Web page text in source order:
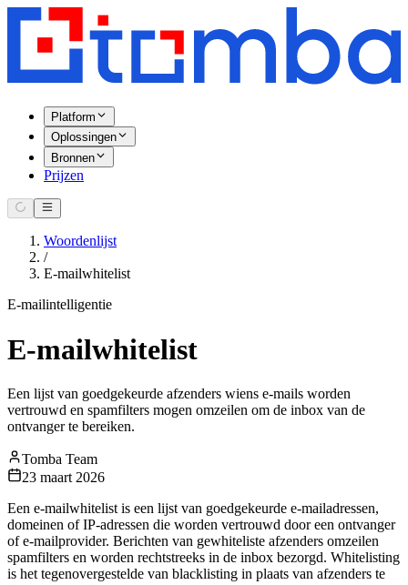
Platform
Oplossingen
Bronnen
Prijzen
Woordenlijst
/
E-mailwhitelist
E-mailintelligentie
E-mailwhitelist
Een lijst van goedgekeurde afzenders wiens e-mails worden
vertrouwd en spamfilters mogen omzeilen om de inbox van de
ontvanger te bereiken.
Tomba Team
23 maart 2026
Een e-mailwhitelist is een lijst van goedgekeurde e-mailadressen,
domeinen of IP-adressen die worden vertrouwd door een ontvanger
of e-mailprovider. Berichten van gewhiteliste afzenders omzeilen
spamfilters en worden rechtstreeks in de inbox bezorgd. Whitelisting
is het tegenovergestelde van blacklisting in plaats van afzenders te